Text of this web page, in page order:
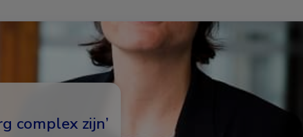
complex zijn’